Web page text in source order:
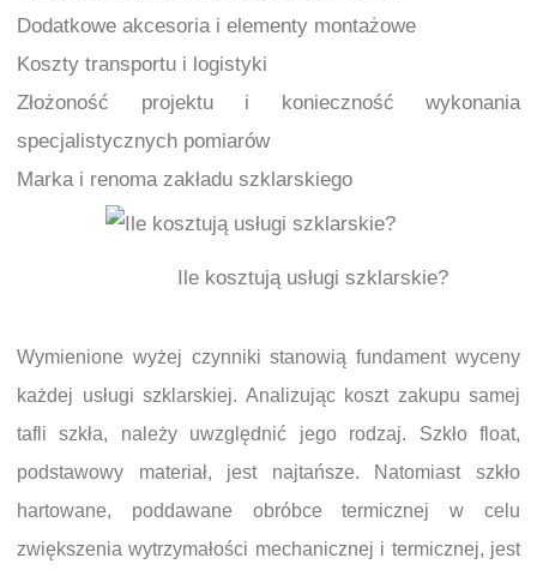
Dodatkowe akcesoria i elementy montażowe
Koszty transportu i logistyki
Złożoność projektu i konieczność wykonania
specjalistycznych pomiarów
Marka i renoma zakładu szklarskiego
Ile kosztują usługi szklarskie?
Wymienione wyżej czynniki stanowią fundament wyceny
każdej usługi szklarskiej. Analizując koszt zakupu samej
tafli szkła, należy uwzględnić jego rodzaj. Szkło float,
podstawowy materiał, jest najtańsze. Natomiast szkło
hartowane, poddawane obróbce termicznej w celu
zwiększenia wytrzymałości mechanicznej i termicznej, jest